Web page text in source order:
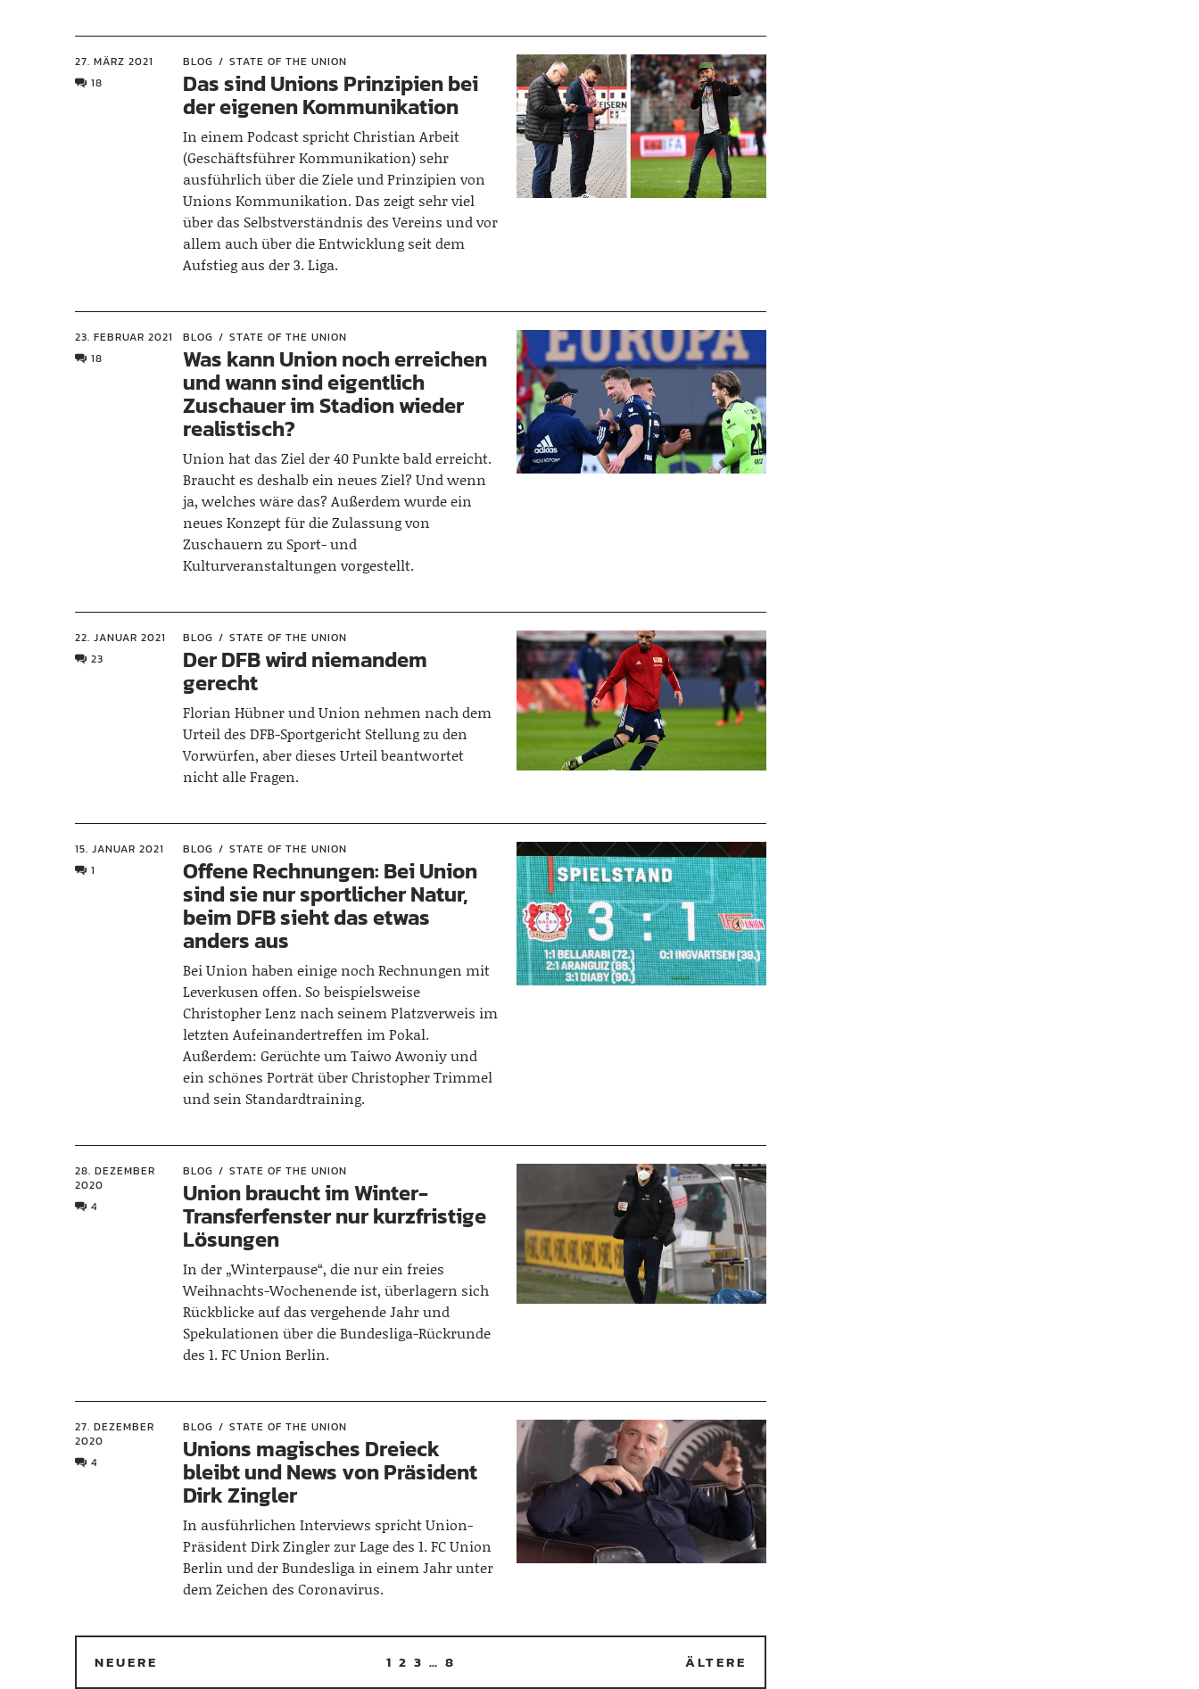
27. MÄRZ 2021
18
BLOG STATE OF THE UNION
Das sind Unions Prinzipien bei
der eigenen Kommunikation
In einem Podcast spricht Christian Arbeit
(Geschäftsführer Kommunikation) sehr
ausführlich über die Ziele und Prinzipien von
Unions Kommunikation. Das zeigt sehr viel
über das Selbstverständnis des Vereins und vor
allem auch über die Entwicklung seit dem
Aufstieg aus der 3. Liga.
23. FEBRUAR 2021
18
BLOG STATE OF THE UNION
Was kann Union noch erreichen
und wann sind eigentlich
Zuschauer im Stadion wieder
realistisch?
Union hat das Ziel der 40 Punkte bald erreicht.
Braucht es deshalb ein neues Ziel? Und wenn
ja, welches wäre das? Außerdem wurde ein
neues Konzept für die Zulassung von
Zuschauern zu Sport- und
Kulturveranstaltungen vorgestellt.
22. JANUAR 2021
23
BLOG STATE OF THE UNION
Der DFB wird niemandem
gerecht
Florian Hübner und Union nehmen nach dem
Urteil des DFB-Sportgericht Stellung zu den
Vorwürfen, aber dieses Urteil beantwortet
nicht alle Fragen.
15. JANUAR 2021
1
BLOG STATE OF THE UNION
Offene Rechnungen: Bei Union
sind sie nur sportlicher Natur,
beim DFB sieht das etwas
anders aus
Bei Union haben einige noch Rechnungen mit
Leverkusen offen. So beispielsweise
Christopher Lenz nach seinem Platzverweis im
letzten Aufeinandertreffen im Pokal.
Außerdem: Gerüchte um Taiwo Awoniy und
ein schönes Porträt über Christopher Trimmel
und sein Standardtraining.
28. DEZEMBER
2020
4
BLOG STATE OF THE UNION
Union braucht im Winter-
Transferfenster nur kurzfristige
Lösungen
In der „Winterpause“, die nur ein freies
Weihnachts-Wochenende ist, überlagern sich
Rückblicke auf das vergehende Jahr und
Spekulationen über die Bundesliga-Rückrunde
des 1. FC Union Berlin.
27. DEZEMBER
2020
4
BLOG STATE OF THE UNION
Unions magisches Dreieck
bleibt und News von Präsident
Dirk Zingler
In ausführlichen Interviews spricht Union-
Präsident Dirk Zingler zur Lage des 1. FC Union
Berlin und der Bundesliga in einem Jahr unter
dem Zeichen des Coronavirus.
NEUERE 1 2 3 … 8 ÄLTERE